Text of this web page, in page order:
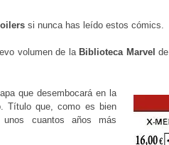
si nunca has leído estos cómics.
volumen de laBiblioteca Marvel
que desembocará en la
Título que, como es bien
unos cuantos años más